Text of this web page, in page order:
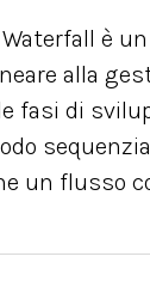
è
alla
fasi di
un flusso